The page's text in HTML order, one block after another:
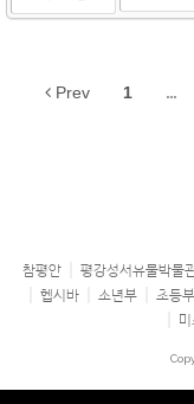
Prev 1 ...
참평안 평강성서유물박물
헵시바
소년부 초등부